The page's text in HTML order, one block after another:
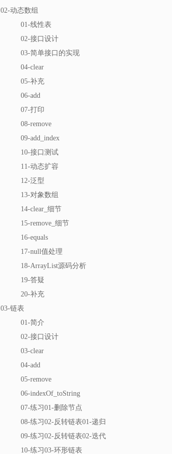
02-动态数组
01-线性表
02-接口设计
03-简单接口的实现
04-clear
05-补充
06-add
07-打印
08-remove
09-add_index
10-接口测试
11-动态扩容
12-泛型
13-对象数组
14-clear_细节
15-remove_细节
16-equals
17-null值处理
18-ArrayList源码分析
19-答疑
20-补充
03-链表
01-简介
02-接口设计
03-clear
04-add
05-remove
06-indexOf_toString
07-练习01-删除节点
08-练习02-反转链表01-递归
09-练习02-反转链表02-迭代
10-练习03-环形链表